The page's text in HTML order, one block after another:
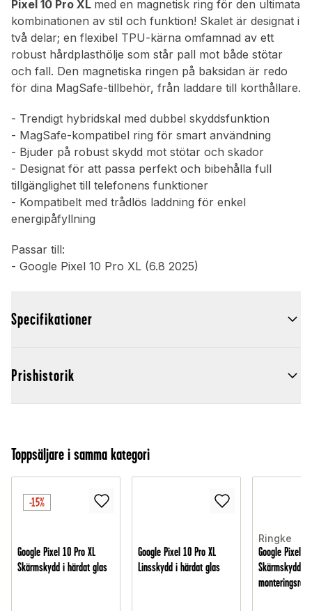
Pixel 10 Pro XL med en magnetisk ring för den ultimata
kombinationen av stil och funktion! Skalet är designat i
två delar; en flexibel TPU-kärna omfamnad av ett
robust hårdplasthölje som står pall mot både stötar
och fall. Den magnetiska ringen på baksidan är redo
för dina MagSafe-tillbehör, från laddare till korthållare.
- Trendigt hybridskal med dubbel skyddsfunktion
- MagSafe-kompatibel ring för smart användning
- Bjuder på robust skydd mot stötar och skador
- Designat för att passa perfekt och bibehålla full
tillgänglighet till telefonens funktioner
- Kompatibelt med trådlös laddning för enkel
energipåfyllning
Passar till:
- Google Pixel 10 Pro XL (6.8 2025)
Specifikationer
Prishistorik
Toppsäljare i samma kategori
-15%
Google Pixel 10 Pro XL
Skärmskydd i härdat glas
Google Pixel 10 Pro XL
Linsskydd i härdat glas
Ringke
Google Pixel
Skärmskydd i